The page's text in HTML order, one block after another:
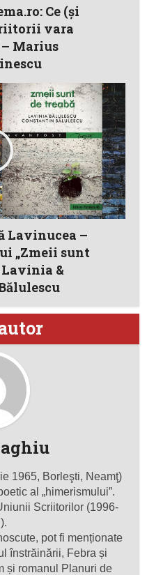
Ce (şi
vara
– Marius
Lavinucea –
„Zmeii sunt
Lavinia &
1965, Borleşti, Neamţ)
al „himerismului”.
Scriitorilor (1996-
pot fi menționate
înstrăinării, Febra și
și romanul Planuri de